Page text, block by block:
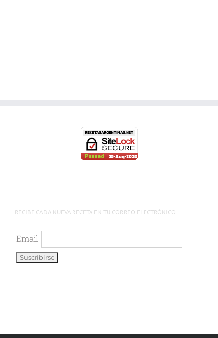
RECIBE CADA NUEVA RECETA EN TU CORREO ELECTRÓNICO.
Email